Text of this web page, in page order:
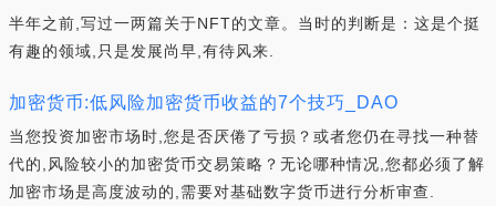
半年之前,写过一两篇关于NFT的文章。当时的判断是：这是个挺
有趣的领域,只是发展尚早,有待风来.
加密货币:低风险加密货币收益的7个技巧_DAO
当您投资加密市场时,您是否厌倦了亏损？或者您仍在寻找一种替
代的,风险较小的加密货币交易策略？无论哪种情况,您都必须了解
加密市场是高度波动的,需要对基础数字货币进行分析审查.